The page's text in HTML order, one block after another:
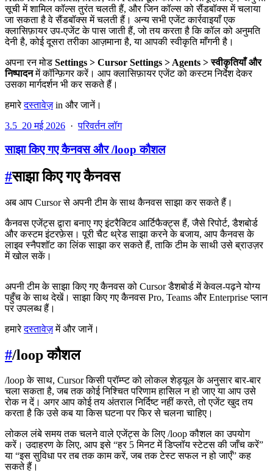
सूची में शामिल कॉल्स तुरंत चलती हैं, और जिन कॉल्स को सैंडबॉक्स में चलाया
जा सकता है वे सैंडबॉक्स में चलती हैं। अन्य सभी एजेंट कार्रवाइयाँ एक
क्लासिफ़ायर उप-एजेंट के पास जाती हैं, जो तय करता है कि कॉल को अनुमति
देनी है, कोई दूसरा तरीका आज़माना है, या आपकी स्वीकृति माँगनी है।
अपना रन मोड Settings > Cursor Settings > Agents > स्वीकृतियाँ और
निष्पादनमें कॉन्फ़िगर करें। आप क्लासिफ़ायर एजेंट को कस्टम निर्देश देकर
उसका मार्गदर्शन भी कर सकते हैं।
हमारेदस्तावेज़in और जानें।
3.5 20 मई 2026 ·परिवर्तन लॉग
साझा किए गए कैनवस और /loop कौशल
#साझा किए गए कैनवस
अब आप Cursor से अपनी टीम के साथ कैनवस साझा कर सकते हैं।
कैनवस एजेंट्स द्वारा बनाए गए इंटरैक्टिव आर्टिफैक्ट्स हैं, जैसे रिपोर्ट, डैशबोर्ड
और कस्टम इंटरफ़ेस। पूरी चैट थ्रेड साझा करने के बजाय, आप कैनवस के
लाइव स्नैपशॉट का लिंक साझा कर सकते हैं, ताकि टीम के साथी उसे ब्राउज़र
में खोल सकें।
अपनी टीम के साझा किए गए कैनवस को Cursor डैशबोर्ड में केवल-पढ़ने योग्य
पहुँच के साथ देखें। साझा किए गए कैनवस Pro, Teams और Enterprise प्लान
पर उपलब्ध हैं।
हमारेदस्तावेज़में और जानें।
#/loop कौशल
/loop के साथ, Cursor किसी प्रॉम्प्ट को लोकल शेड्यूल के अनुसार बार-बार
चला सकता है, जब तक कोई निश्चित परिणाम हासिल न हो जाए या आप उसे
रोक न दें। अगर आप कोई तय अंतराल निर्दिष्ट नहीं करते, तो एजेंट खुद तय
करता है कि उसे कब या किस घटना पर फिर से चलना चाहिए।
लोकल लंबे समय तक चलने वाले एजेंट्स के लिए /loop कौशल का उपयोग
करें। उदाहरण के लिए, आप इसे “हर 5 मिनट में डिप्लॉय स्टेटस की जाँच करें”
या “इस सुविधा पर तब तक काम करें, जब तक टेस्ट सफल न हो जाएँ” कह
सकते हैं।